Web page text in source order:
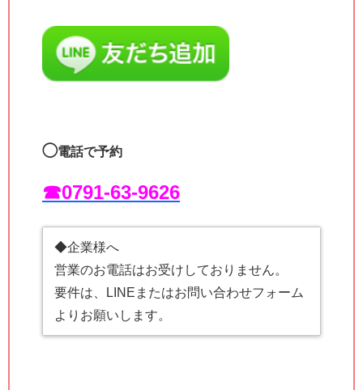
◯電話で予約
☎︎0791-63-9626
◆企業様へ
営業のお電話はお受けしておりません。
要件は、LINEまたはお問い合わせフォーム
よりお願いします。